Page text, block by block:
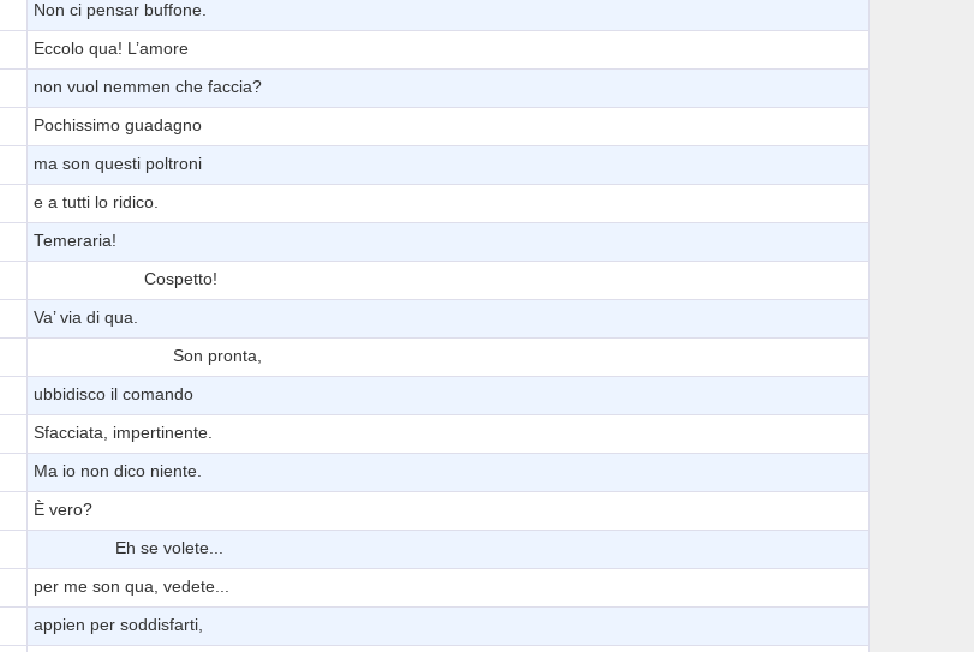
Non ci pensar buffone.
Eccolo qua! L’amore
non vuol nemmen che faccia?
Pochissimo guadagno
ma son questi poltroni
e a tutti lo ridico.
Temeraria!
Cospetto!
Va’ via di qua.
Son pronta,
ubbidisco il comando
Sfacciata, impertinente.
Ma io non dico niente.
È vero?
Eh se volete...
per me son qua, vedete...
appien per soddisfarti,